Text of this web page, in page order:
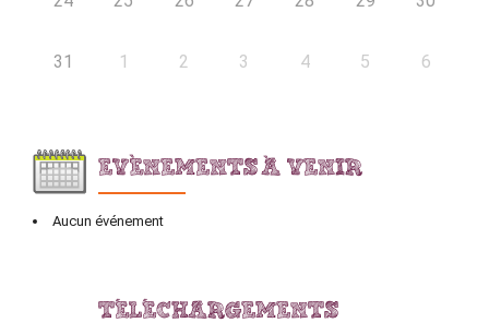
31 1 2 3 4 5 6
EVÈNEMENTS À VENIR
Aucun événement
TÉLÉCHARGEMENTS